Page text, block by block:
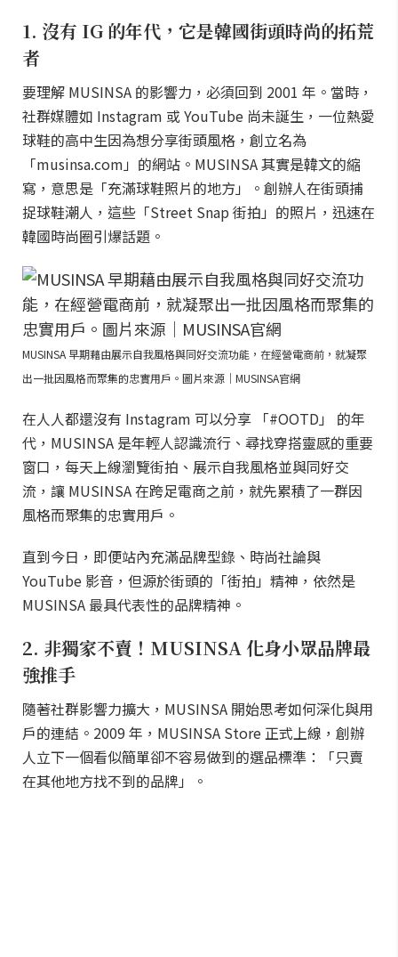
1. 沒有 IG 的年代，它是韓國街頭時尚的拓荒
者
要理解 MUSINSA 的影響力，必須回到 2001 年。當時，
社群媒體如 Instagram 或 YouTube 尚未誕生，一位熱愛
球鞋的高中生因為想分享街頭風格，創立名為
「musinsa.com」的網站。MUSINSA 其實是韓文的縮
寫，意思是「充滿球鞋照片的地方」。創辦人在街頭捕
捉球鞋潮人，這些「Street Snap 街拍」的照片，迅速在
韓國時尚圈引爆話題。
MUSINSA 早期藉由展示自我風格與同好交流功能，在經營電商前，就凝聚
出一批因風格而聚集的忠實用戶。圖片來源｜MUSINSA官網
在人人都還沒有 Instagram 可以分享 「#OOTD」 的年
代，MUSINSA 是年輕人認識流行、尋找穿搭靈感的重要
窗口，每天上線瀏覽街拍、展示自我風格並與同好交
流，讓 MUSINSA 在跨足電商之前，就先累積了一群因
風格而聚集的忠實用戶。
直到今日，即便站內充滿品牌型錄、時尚社論與
YouTube 影音，但源於街頭的「街拍」精神，依然是
MUSINSA 最具代表性的品牌精神。
2. 非獨家不賣！MUSINSA 化身小眾品牌最
強推手
隨著社群影響力擴大，MUSINSA 開始思考如何深化與用
戶的連結。2009 年，MUSINSA Store 正式上線，創辦
人立下一個看似簡單卻不容易做到的選品標準：「只賣
在其他地方找不到的品牌」。